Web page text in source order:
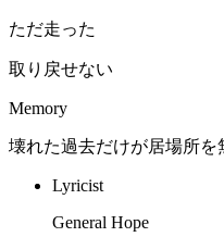
ただ走った
取り戻せない
Memory
壊れた過去だけが居場所を
Lyricist
General Hope